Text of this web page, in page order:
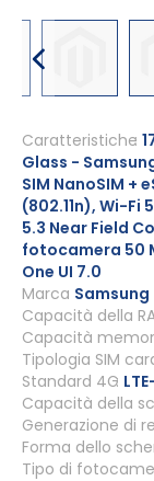
all'inizio
della
galleria
di
immagini
Marca Samsung
Caratteristiche
Glass -
SIM NanoSIM +
(802.11n), Wi-Fi
5.3 Near Field
fotocamera 50
One UI 7.0
Capacità della
Capacità
Tipologia SIM
Standard 4G
Capacità della
Generazione di
Forma dello
Tipo di